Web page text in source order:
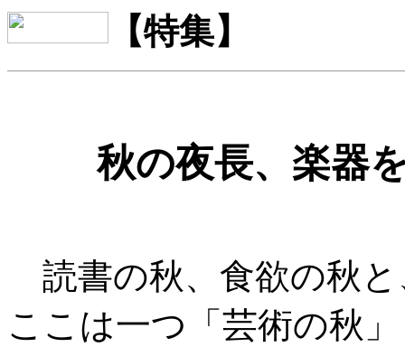
【特集】
秋の夜長、楽器
読書の秋、食欲の秋
ここは一つ「芸術の秋